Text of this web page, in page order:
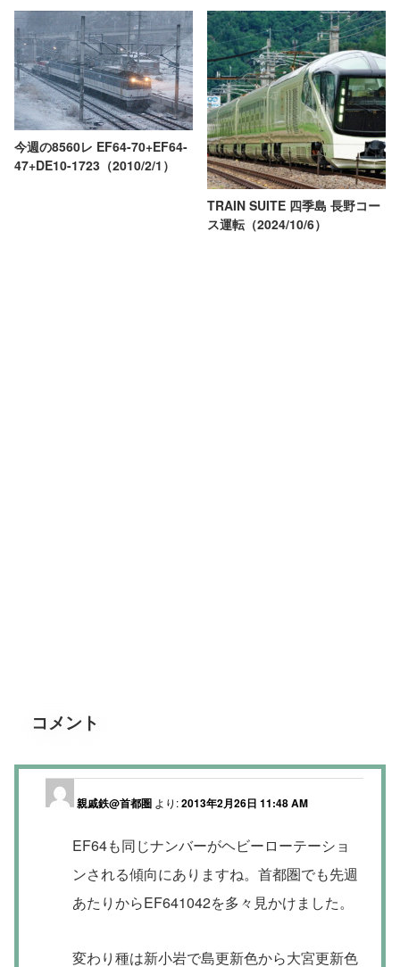
今週の8560レ EF64-70+EF64-
47+DE10-1723（2010/2/1）
TRAIN SUITE 四季島 長野コー
ス運転（2024/10/6）
コメント
親戚鉄@首都圏 より:2013年2月26日 11:48 AM
EF64も同じナンバーがヘビーローテーショ
ンされる傾向にありますね。首都圏でも先週
あたりからEF641042を多々見かけました。
変わり種は新小岩で島更新色から大宮更新色